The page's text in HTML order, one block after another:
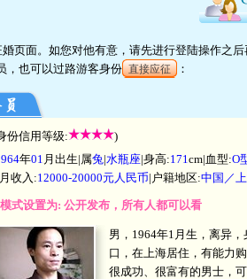
页面。如您对他有意，请先进行登陆操作之
，也可以过路游客身份 直接应征 ：
份信用等级:
)
年01 月出生|属兔|水瓶座|身高:171cm|血型:O
收入:12000-20000元人民币|户籍地区:中国／
式设置为: 公开发布，所有人都可以看
男，1964年1月生，离异
口，在上海居住，有能力
很成功、很富有的男士，